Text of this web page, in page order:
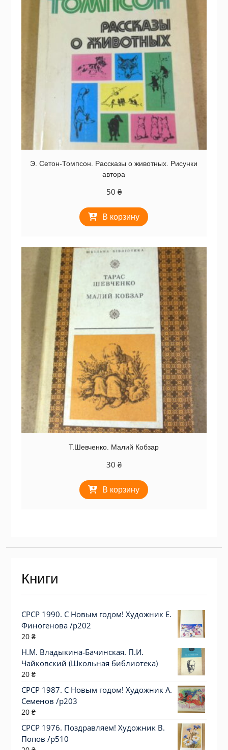
Э. Сетон-Томпсон. Рассказы о животных. Рисунки
автора
50 ₴
В корзину
Т.Шевченко. Малий Кобзар
30 ₴
В корзину
Книги
СРСР 1990. С Новым годом! Художник Е.
Финогенова /р202
20 ₴
Н.М. Владыкина-Бачинская. П.И.
Чайковский (Школьная библиотека)
20 ₴
СРСР 1987. С Новым годом! Художник А.
Семенов /р203
20 ₴
СРСР 1976. Поздравляем! Художник В.
Попов /р510